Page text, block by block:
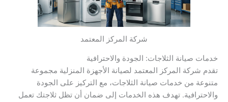
شركة المركز المعتمد
خدمات صيانة الثلاجات: الجودة والاحترافية
تقدم شركة المركز المعتمد لصيانة الأجهزة المنزلية مجموعة
متنوعة من خدمات صيانة الثلاجات، مع التركيز على الجودة
والاحترافية. تهدف هذه الخدمات إلى ضمان أن تظل ثلاجتك تعمل